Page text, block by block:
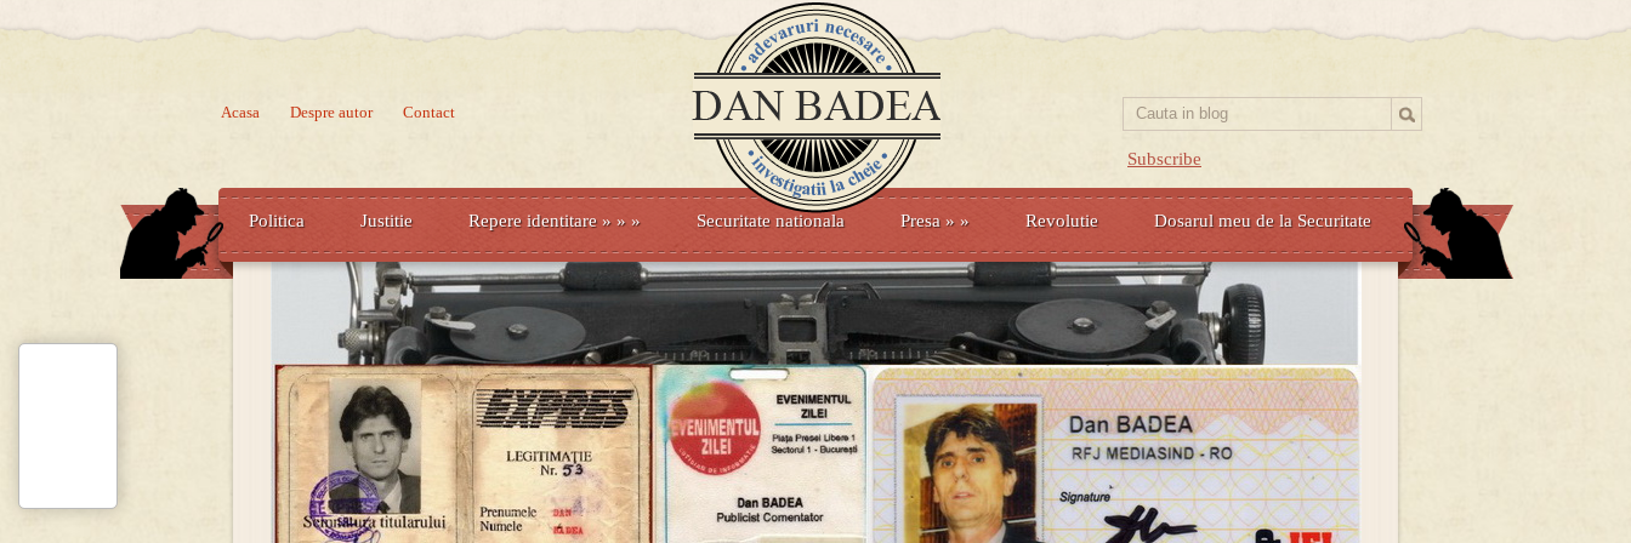
Subscribe
Acasa Despre autor Contact
Politica Justitie Repere identitare » » » Securitate nationala Presa » » Revolutie Dosarul meu de la Securitate